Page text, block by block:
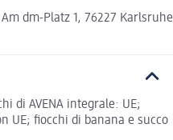
dm-Platz 1, 76227 Karlsruhe
di AVENA integrale: UE;
UE; fiocchi di banana e succo